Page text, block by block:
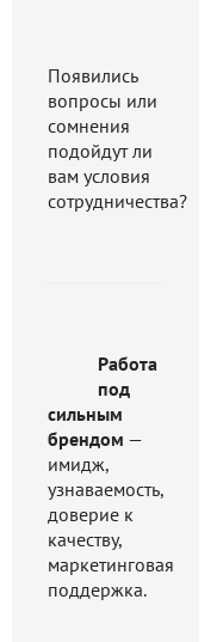
Появились
вопросы или
сомнения
подойдут ли
вам условия
сотрудничества?
Работа
под
сильным
брендом —
имидж,
узнаваемость,
доверие к
качеству,
маркетинговая
поддержка.